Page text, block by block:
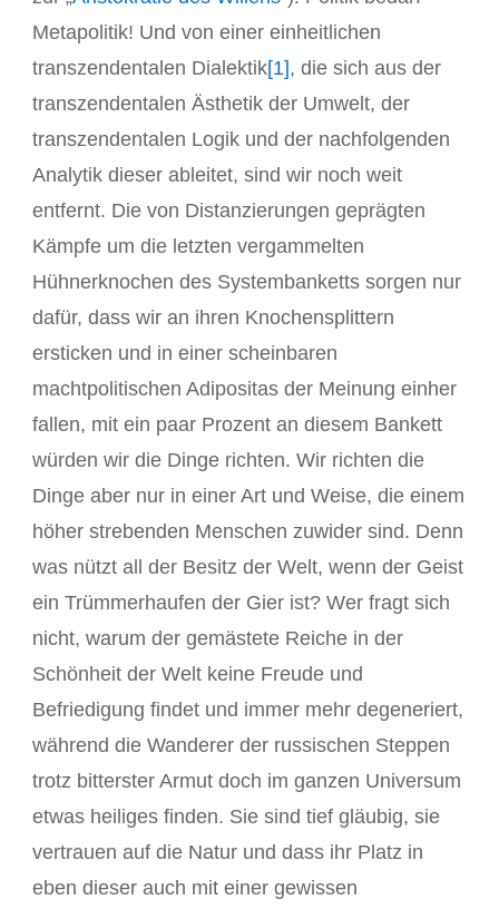
Metapolitik! Und von einer einheitlichen
transzendentalen Dialektik[1], die sich aus der
transzendentalen Ästhetik der Umwelt, der
transzendentalen Logik und der nachfolgenden
Analytik dieser ableitet, sind wir noch weit
entfernt. Die von Distanzierungen geprägten
Kämpfe um die letzten vergammelten
Hühnerknochen des Systembanketts sorgen nur
dafür, dass wir an ihren Knochensplittern
ersticken und in einer scheinbaren
machtpolitischen Adipositas der Meinung einher
fallen, mit ein paar Prozent an diesem Bankett
würden wir die Dinge richten. Wir richten die
Dinge aber nur in einer Art und Weise, die einem
höher strebenden Menschen zuwider sind. Denn
was nützt all der Besitz der Welt, wenn der Geist
ein Trümmerhaufen der Gier ist? Wer fragt sich
nicht, warum der gemästete Reiche in der
Schönheit der Welt keine Freude und
Befriedigung findet und immer mehr degeneriert,
während die Wanderer der russischen Steppen
trotz bitterster Armut doch im ganzen Universum
etwas heiliges finden. Sie sind tief gläubig, sie
vertrauen auf die Natur und dass ihr Platz in
eben dieser auch mit einer gewissen